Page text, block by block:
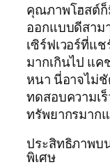
คุณภาพโฮสต์
ออกแบบดีสาม
เซิร์ฟเวอร์ที่แ
มากเกินไป แค
หนา นี่อาจไม่
ทดสอบความเ
ทรัพยากรมาก
ประสิทธิภาพบ
พิเศษ